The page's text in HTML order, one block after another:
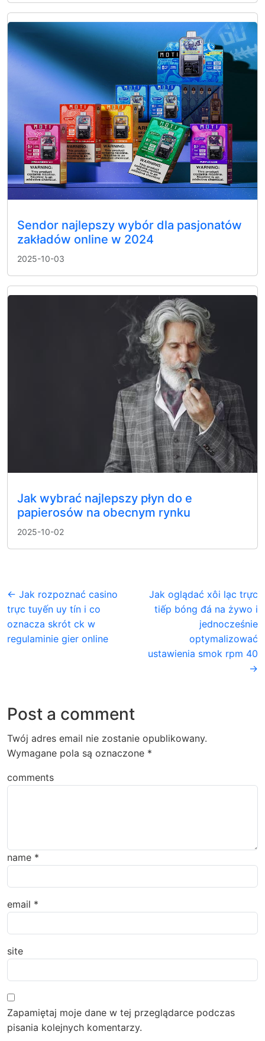
Sendor najlepszy wybór dla pasjonatów
zakładów online w 2024
2025-10-03
Jak wybrać najlepszy płyn do e
papierosów na obecnym rynku
2025-10-02
← Jak rozpoznać casino
trực tuyến uy tín i co
oznacza skrót ck w
regulaminie gier online
Jak oglądać xôi lạc trực
tiếp bóng đá na żywo i
jednocześnie
optymalizować
ustawienia smok rpm 40
→
Post a comment
Twój adres email nie zostanie opublikowany.
Wymagane pola są oznaczone *
comments
name *
email *
site
Zapamiętaj moje dane w tej przeglądarce podczas
pisania kolejnych komentarzy.